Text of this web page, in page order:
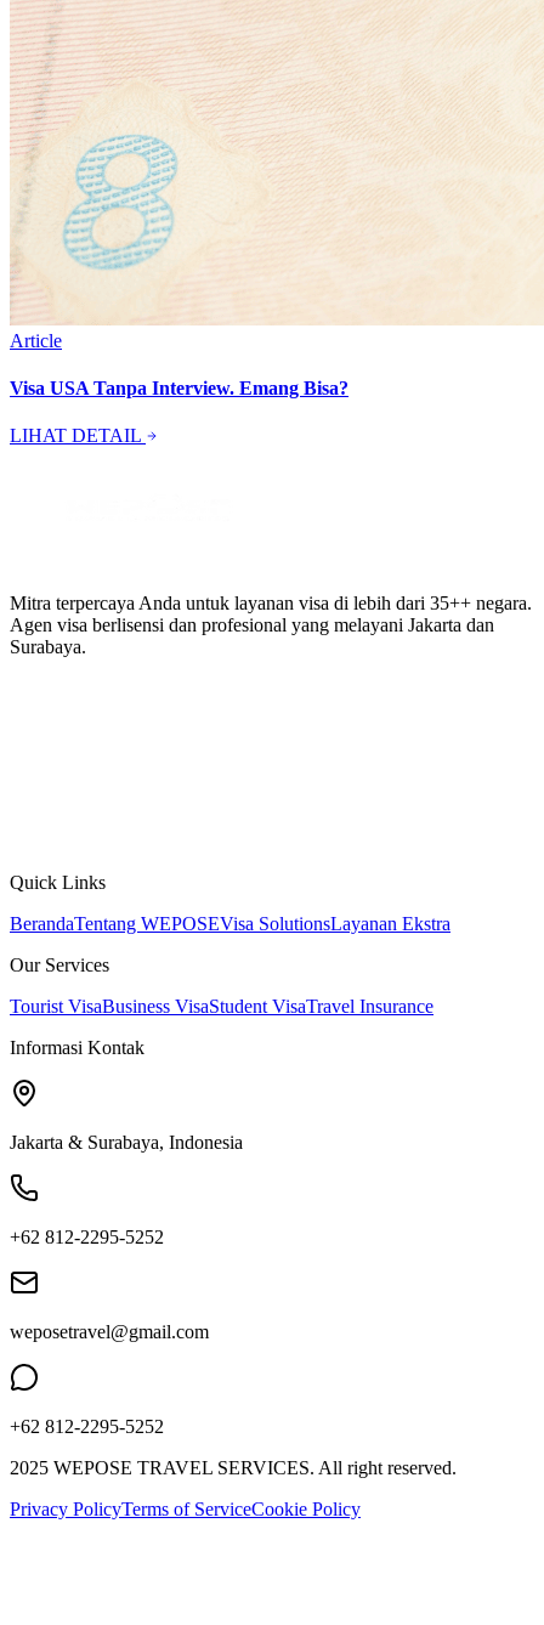
Article
Visa USA Tanpa Interview. Emang Bisa?
LIHAT DETAIL
Mitra terpercaya Anda untuk layanan visa di lebih dari 35++ negara.
Agen visa berlisensi dan profesional yang melayani Jakarta dan
Surabaya.
Quick Links
BerandaTentang WEPOSEVisa SolutionsLayanan Ekstra
Our Services
Tourist VisaBusiness VisaStudent VisaTravel Insurance
Informasi Kontak
Jakarta & Surabaya, Indonesia
+62 812-2295-5252
weposetravel@gmail.com
+62 812-2295-5252
2025 WEPOSE TRAVEL SERVICES. All right reserved.
Privacy PolicyTerms of ServiceCookie Policy